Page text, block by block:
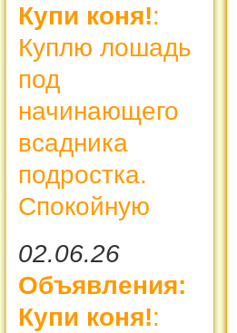
Купи коня!:
Куплю лошадь
под
начинающего
всадника
подростка.
Спокойную
02.06.26
Объявления:
Купи коня!: